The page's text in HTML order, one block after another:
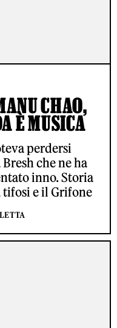
CHAO,
È MUSICA
perdersi
che ne ha
inno. Storia
e il Grifone